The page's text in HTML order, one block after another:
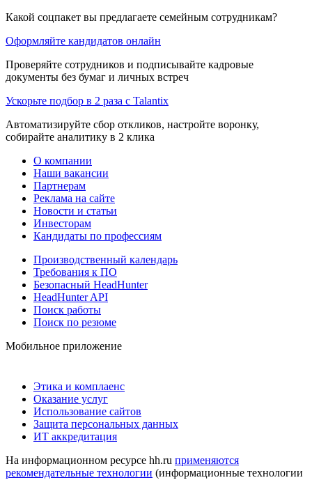
Какой соцпакет вы предлагаете семейным сотрудникам?
Оформляйте кандидатов онлайн
Проверяйте сотрудников и подписывайте кадровые
документы без бумаг и личных встреч
Ускорьте подбор в 2 раза с Talantix
Автоматизируйте сбор откликов, настройте воронку,
собирайте аналитику в 2 клика
О компании
Наши вакансии
Партнерам
Реклама на сайте
Новости и статьи
Инвесторам
Кандидаты по профессиям
Производственный календарь
Требования к ПО
Безопасный HeadHunter
HeadHunter API
Поиск работы
Поиск по резюме
Мобильное приложение
Этика и комплаенс
Оказание услуг
Использование сайтов
Защита персональных данных
ИТ аккредитация
На информационном ресурсе hh.ru применяются
рекомендательные технологии (информационные технологии